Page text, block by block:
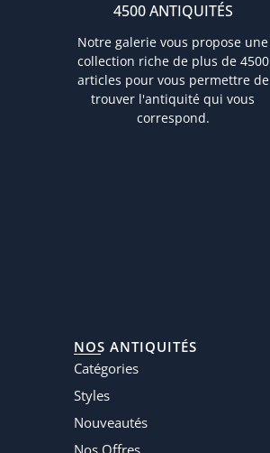
4500 ANTIQUITÉS
Notre galerie vous propose une
collection riche de plus de 4500
articles pour vous permettre de
trouver l'antiquité qui vous
correspond.
NOS ANTIQUITÉS
Catégories
Styles
Nouveautés